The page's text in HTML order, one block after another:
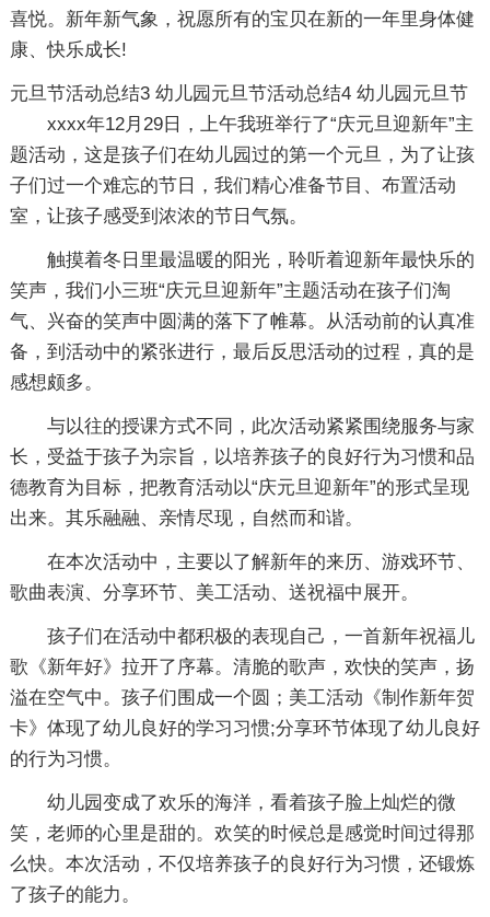
喜悦。新年新气象，祝愿所有的宝贝在新的一年里身体健
康、快乐成长!
元旦节活动总结3
xxxx年12月29日，上午我班举行了“庆元旦迎新年”主
题活动，这是孩子们在幼儿园过的第一个元旦，为了让孩
子们过一个难忘的节日，我们精心准备节目、布置活动
室，让孩子感受到浓浓的节日气氛。
触摸着冬日里最温暖的阳光，聆听着迎新年最快乐的
笑声，我们小三班“庆元旦迎新年”主题活动在孩子们淘
气、兴奋的笑声中圆满的落下了帷幕。从活动前的认真准
备，到活动中的紧张进行，最后反思活动的过程，真的是
感想颇多。
与以往的授课方式不同，此次活动紧紧围绕服务与家
长，受益于孩子为宗旨，以培养孩子的良好行为习惯和品
德教育为目标，把教育活动以“庆元旦迎新年”的形式呈现
出来。其乐融融、亲情尽现，自然而和谐。
在本次活动中，主要以了解新年的来历、游戏环节、
歌曲表演、分享环节、美工活动、送祝福中展开。
孩子们在活动中都积极的表现自己，一首新年祝福儿
歌《新年好》拉开了序幕。清脆的歌声，欢快的笑声，扬
溢在空气中。孩子们围成一个圆；美工活动《制作新年贺
卡》体现了幼儿良好的学习习惯;分享环节体现了幼儿良好
的行为习惯。
幼儿园变成了欢乐的海洋，看着孩子脸上灿烂的微
笑，老师的心里是甜的。欢笑的时候总是感觉时间过得那
么快。本次活动，不仅培养孩子的良好行为习惯，还锻炼
了孩子的能力。
幼儿园元旦节活动总结4 幼儿园元旦节